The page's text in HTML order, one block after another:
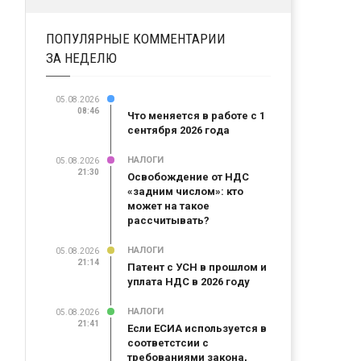
ПОПУЛЯРНЫЕ КОММЕНТАРИИ
ЗА НЕДЕЛЮ
05.08.2026
08:46
Что меняется в работе с 1
сентября 2026 года
05.08.2026
21:30
НАЛОГИ
Освобождение от НДС
«задним числом»: кто
может на такое
рассчитывать?
05.08.2026
21:14
НАЛОГИ
Патент с УСН в прошлом и
уплата НДС в 2026 году
05.08.2026
21:41
НАЛОГИ
Если ЕСИА используется в
соответстсии с
требованиями закона,